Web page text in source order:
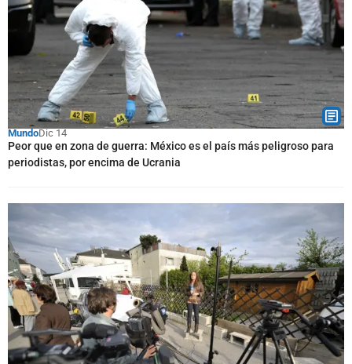
MundoDic 14
Peor que en zona de guerra: México es el país más peligroso para
periodistas, por encima de Ucrania